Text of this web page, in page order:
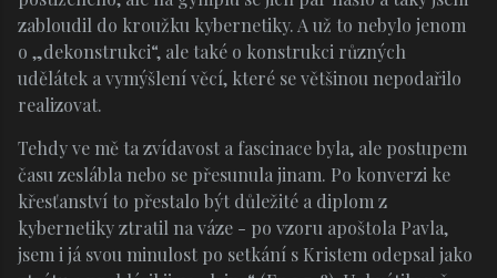
zabloudil do kroužku kybernetiky. A už to nebylo jenom
o „dekonstrukci“, ale také o konstrukci různých
udělátek a vymýšlení věcí, které se většinou nepodařilo
realizovat.
Tehdy ve mě ta zvídavost a fascinace byla, ale postupem
času zeslábla nebo se přesunula jinam. Po konverzi ke
křesťanství to přestalo být důležité a diplom z
kybernetiky ztratil na váze - po vzoru apoštola Pavla,
jsem i já svou minulost po setkání s Kristem odepsal jako